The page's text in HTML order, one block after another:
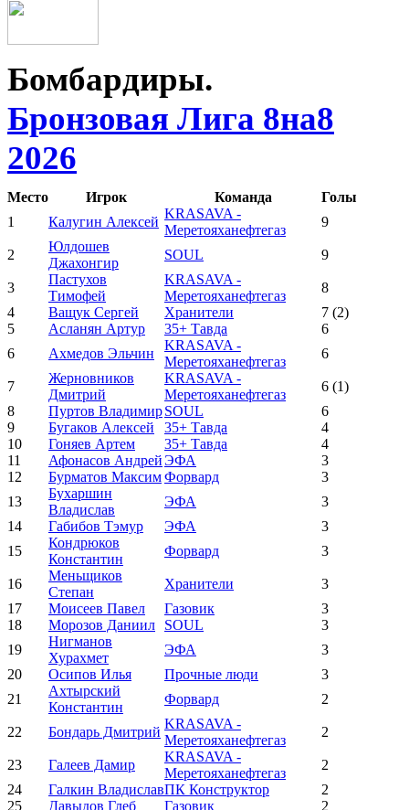
Бомбардиры.
Бронзовая Лига 8на8
2026
Место Игрок Команда
Голы
1
Калугин Алексей
KRASAVA -
Меретояханефтегаз
9
2
Юлдошев
Джахонгир
SOUL 9
3
Пастухов
Тимофей
KRASAVA -
Меретояханефтегаз
8
4
Ващук Сергей Хранители 7 (2)
5
Асланян Артур 35+ Тавда
6
6
Ахмедов Эльчин
KRASAVA -
Меретояханефтегаз
6
7
Жерновников
Дмитрий
KRASAVA -
Меретояханефтегаз
6 (1)
8
Пуртов ВладимирSOUL
6
9
Бугаков Алексей 35+ Тавда
4
10
Гоняев Артем 35+ Тавда
4
11
Афонасов АндрейЭФА
3
12
Бурматов МаксимФорвард
3
13
Бухаршин
Владислав
ЭФА
3
14
Габибов Тэмур ЭФА
3
15
Кондрюков
Константин
Форвард 3
16
Меньщиков
Степан
Хранители
3
17
Моисеев Павел Газовик
3
18
Морозов Даниил SOUL
3
19
Нигманов
Хурахмет
ЭФА
3
20
Осипов Илья Прочные люди
3
21
Ахтырский
Константин
Форвард 2
22 Бондарь Дмитрий
KRASAVA -
Меретояханефтегаз
2
23 Галеев Дамир
KRASAVA -
Меретояханефтегаз
2
24
Галкин ВладиславПК Конструктор
2
25
Давыдов Глеб Газовик
2